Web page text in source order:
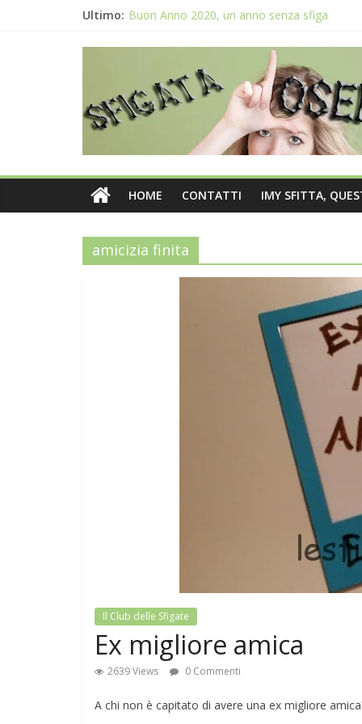
Ultimo: Buon Anno 2020, un anno senza sfiga
Qual è il numero più sfortunato? Info e
La sfortuna mi perseguita anche con la spesa
Il 2020 anno bisestile porta sfortuna
HOME CONTATTI IMY SFITTA,
amicizia finita
Il Club delle Sfigate
Ex migliore amica
2639 Views 0 Commenti
A chi non è capitato di avere una ex migliore